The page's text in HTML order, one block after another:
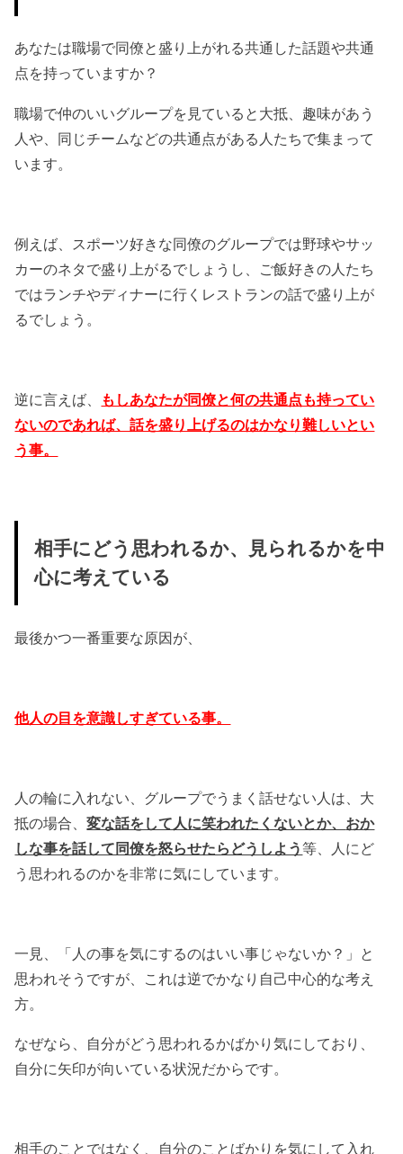
あなたは職場で同僚と盛り上がれる共通した話題や共通
点を持っていますか？
職場で仲のいいグループを見ていると大抵、趣味があう
人や、同じチームなどの共通点がある人たちで集まって
います。
例えば、スポーツ好きな同僚のグループでは野球やサッ
カーのネタで盛り上がるでしょうし、ご飯好きの人たち
ではランチやディナーに行くレストランの話で盛り上が
るでしょう。
逆に言えば、
もしあなたが同僚と何の共通点も持ってい
ないのであれば、話を盛り上げるのはかなり難しいとい
う事。
相手にどう思われるか、見られるかを中
心に考えている
最後かつ一番重要な原因が、
他人の目を意識しすぎている事。
人の輪に入れない、グループでうまく話せない人は、大
抵の場合、変な話をして人に笑われたくないとか、 おか
しな事を話して同僚を怒らせたらどうしよう等、人にど
う思われるのかを非常に気にしています。
一見、「人の事を気にするのはいい事じゃないか？」と
思われそうですが、これは逆でかなり自己中心的な考え
方。
なぜなら、自分がどう思われるかばかり気にしており、
自分に矢印が向いている状況だからです。
相手のことではなく、自分のことばかりを気にして入れ